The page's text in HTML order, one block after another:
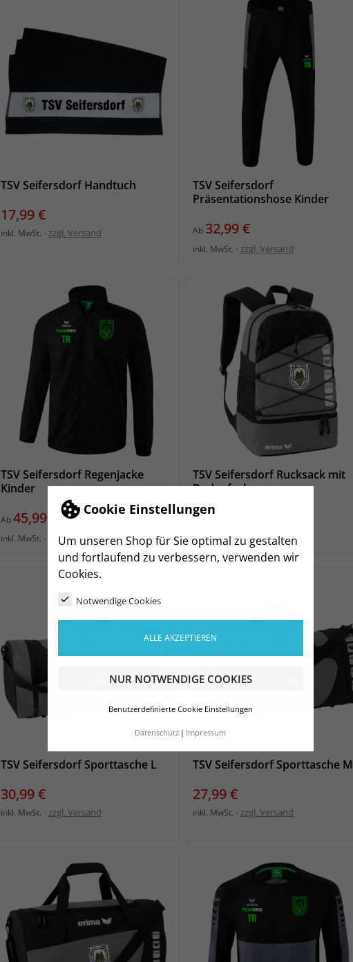
Cookie Einstellungen
Um unseren Shop für Sie optimal zu gestalten
und fortlaufend zu verbessern, verwenden wir
Cookies.
Notwendige Cookies
ALLE AKZEPTIEREN
NUR NOTWENDIGE COOKIES
Benutzerdefinierte Cookie Einstellungen
Datenschutz Impressum
TSV Seifersdorf Handtuch
Preis
17,99 €
inkl. MwSt. zzgl. Versand
TSV Seifersdorf
Präsentationshose Kinder
Ab Preis
32,99 €
inkl. MwSt. zzgl. Versand
TSV Seifersdorf Regenjacke
Kinder
AbPreis
45,99 €
inkl. MwSt. zzgl. Versand
TSV Seifersdorf Rucksack mit
Bodenfach
Preis
27,99 €
inkl. MwSt. zzgl. Versand
TSV Seifersdorf Sporttasche L
Preis
30,99 €
inkl. MwSt. zzgl. Versand
TSV Seifersdorf Sporttasche M
Preis
27,99 €
inkl. MwSt. zzgl. Versand